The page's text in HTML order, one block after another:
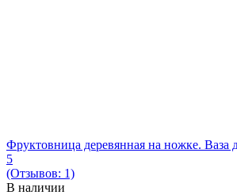
Фруктовница деревянная на ножке. Ваза
5
(Отзывов: 1)
В наличии